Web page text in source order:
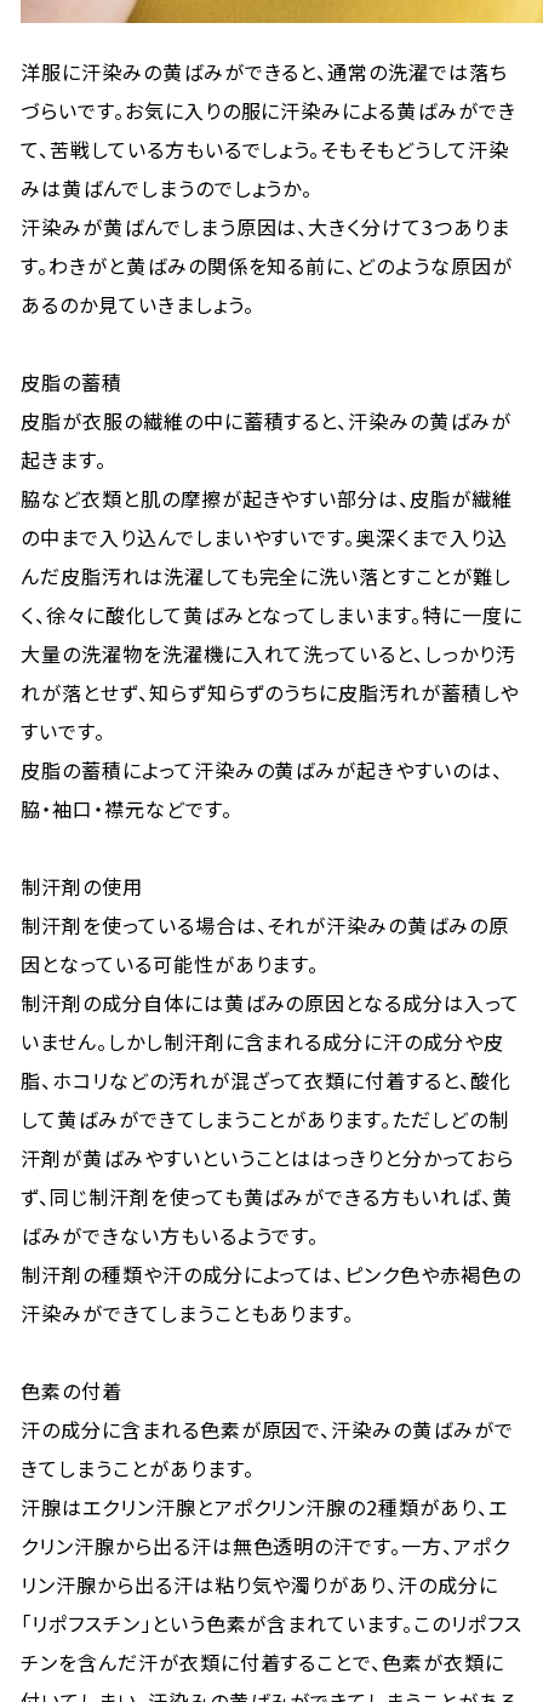
洋服に汗染みの黄ばみができると、通常の洗濯では落ち
づらいです。お気に入りの服に汗染みによる黄ばみができ
て、苦戦している方もいるでしょう。そもそもどうして汗染
みは黄ばんでしまうのでしょうか。
汗染みが黄ばんでしまう原因は、大きく分けて3つありま
す。わきがと黄ばみの関係を知る前に、どのような原因が
あるのか見ていきましょう。
皮脂の蓄積
皮脂が衣服の繊維の中に蓄積すると、汗染みの黄ばみが
起きます。
脇など衣類と肌の摩擦が起きやすい部分は、皮脂が繊維
の中まで入り込んでしまいやすいです。奥深くまで入り込
んだ皮脂汚れは洗濯しても完全に洗い落とすことが難し
く、徐々に酸化して黄ばみとなってしまいます。特に一度に
大量の洗濯物を洗濯機に入れて洗っていると、しっかり汚
れが落とせず、知らず知らずのうちに皮脂汚れが蓄積しや
すいです。
皮脂の蓄積によって汗染みの黄ばみが起きやすいのは、
脇・袖口・襟元などです。
制汗剤の使用
制汗剤を使っている場合は、それが汗染みの黄ばみの原
因となっている可能性があります。
制汗剤の成分自体には黄ばみの原因となる成分は入って
いません。しかし制汗剤に含まれる成分に汗の成分や皮
脂、ホコリなどの汚れが混ざって衣類に付着すると、酸化
して黄ばみができてしまうことがあります。ただしどの制
汗剤が黄ばみやすいということははっきりと分かっておら
ず、同じ制汗剤を使っても黄ばみができる方もいれば、黄
ばみができない方もいるようです。
制汗剤の種類や汗の成分によっては、ピンク色や赤褐色の
汗染みができてしまうこともあります。
色素の付着
汗の成分に含まれる色素が原因で、汗染みの黄ばみがで
きてしまうことがあります。
汗腺はエクリン汗腺とアポクリン汗腺の2種類があり、エ
クリン汗腺から出る汗は無色透明の汗です。一方、アポク
リン汗腺から出る汗は粘り気や濁りがあり、汗の成分に
「リポフスチン」という色素が含まれています。このリポフス
チンを含んだ汗が衣類に付着することで、色素が衣類に